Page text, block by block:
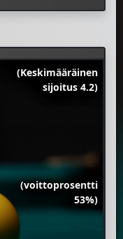
(Keskimääräinen
sijoitus 4.2)
(voittoprosentti
53%)